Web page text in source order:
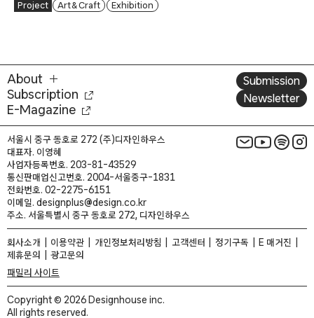
Project Art & Craft Exhibition
About
Subscription
E-Magazine
Submission
Newsletter
서울시 중구 동호로 272 (주)디자인하우스
대표자. 이영혜
사업자등록번호. 203-81-43529
통신판매업신고번호. 2004-서울중구-1831
전화번호. 02-2275-6151
이메일. designplus@design.co.kr
주소. 서울특별시 중구 동호로 272, 디자인하우스
회사소개 이용약관 개인정보처리방침 고객센터 정기구독
E 매거진
제휴문의
광고문의
패밀리 사이트
Copyright © 2026 Designhouse inc.
All rights reserved.